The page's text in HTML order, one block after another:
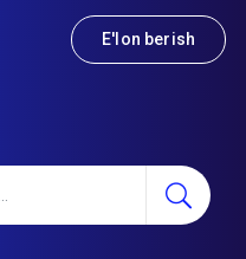
E'lon berish